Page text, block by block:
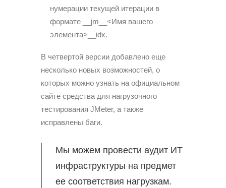
нумерации текущей итерации в
формате __jm__<Имя вашего
элемента>__idx.
В четвертой версии добавлено еще
несколько новых возможностей, о
которых можно узнать на официальном
сайте средства для нагрузочного
тестирования JMeter, а также
исправлены баги.
Мы можем провести аудит ИТ
инфраструктуры на предмет
ее соответствия нагрузкам.